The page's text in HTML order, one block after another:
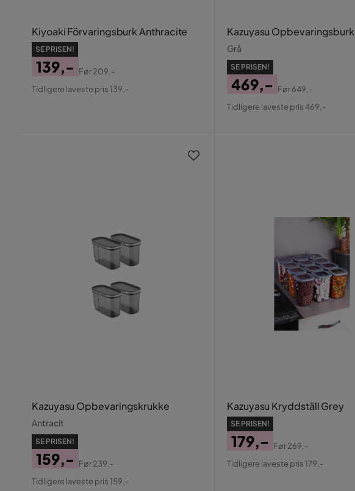
Kiyoaki Förvaringsburk Anthracite
SE PRISEN!
Pris
139,-
Original
Før209,-
Tidligere laveste pris 139,-
Kazuyasu Opbevaringsburk
Grå
SE PRISEN!
Pris
469,-
Original
Før649,-
Tidligere laveste pris 469,-
Kazuyasu Opbevaringskrukke
Antracit
SE PRISEN!
Pris
159,-
Original
Før239,-
Tidligere laveste pris 159,-
Kazuyasu Kryddställ Grey
SE PRISEN!
Pris
179,-
Original
Før269,-
Tidligere laveste pris 179,-